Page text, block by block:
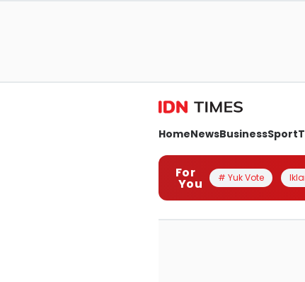
HomeNewsBusinessSport
For
You # Yuk Vote